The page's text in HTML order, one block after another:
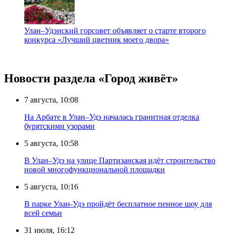
Улан–Удэнский горсовет объявляет о старте второго
конкурса «Лучший цветник моего двора»
Новости раздела «Город живёт»
7 августа, 10:08
На Арбате в Улан–Удэ началась гранитная отделка
бурятскими узорами
5 августа, 10:58
В Улан–Удэ на улице Партизанская идёт строительство
новой многофункциональной площадки
5 августа, 10:16
В парке Улан-Удэ пройдёт бесплатное пенное шоу для
всей семьи
31 июля, 16:12